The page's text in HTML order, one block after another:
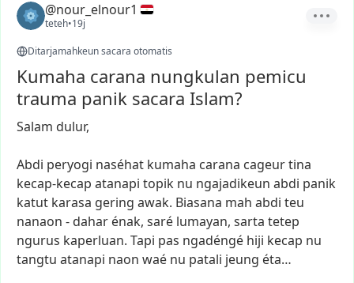
@nour_elnour1
teteh•19j
Ditarjamahkeun sacara otomatis
Kumaha carana nungkulan pemicu
trauma panik sacara Islam?
Salam dulur,
Abdi peryogi naséhat kumaha carana cageurtina
kecap-kecap atanapi topik nu ngajadikeun abdi panik
katut karasa gering awak. Biasana mah abdi teu
nanaon - dahar énak, saré lumayan, sarta tetep
ngurus kaperluan. Tapi pas ngadéngé hiji kecap nu
tangtu atanapi naon waé nu patali jeung éta…